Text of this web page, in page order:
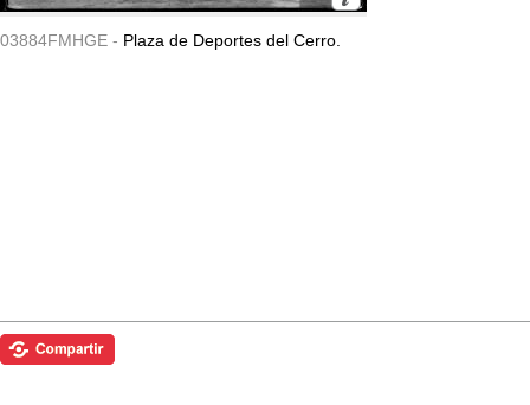
03884FMHGE - Plaza de Deportes del Cerro.